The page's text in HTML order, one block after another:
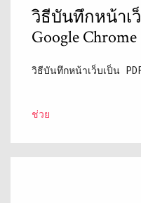
วิธีบันทึกหน้าเ
Google Chrome
วิธีบันทึกหน้าเว็บเป็น
ช่วย